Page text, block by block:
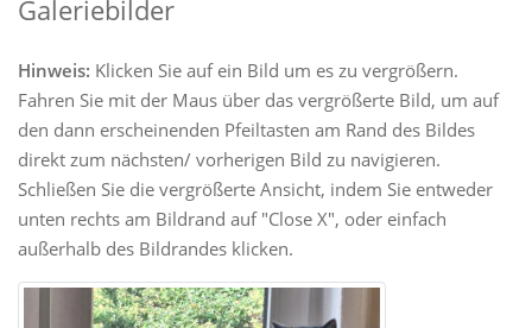
Galeriebilder
Hinweis: Klicken Sie auf ein Bild um es zu vergrößern.
Fahren Sie mit der Maus über das vergrößerte Bild, um auf
den dann erscheinenden Pfeiltasten am Rand des Bildes
direkt zum nächsten/ vorherigen Bild zu navigieren.
Schließen Sie die vergrößerte Ansicht, indem Sie entweder
unten rechts am Bildrand auf "Close X", oder einfach
außerhalb des Bildrandes klicken.